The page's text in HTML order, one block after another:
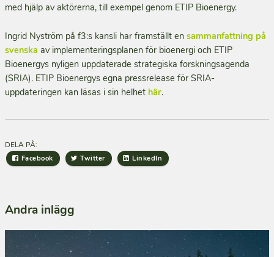
med hjälp av aktörerna, till exempel genom ETIP Bioenergy.
Ingrid Nyström på f3:s kansli har framställt en sammanfattning på
svenska av implementeringsplanen för bioenergi och ETIP
Bioenergys nyligen uppdaterade strategiska forskningsagenda
(SRIA). ETIP Bioenergys egna pressrelease för SRIA-
uppdateringen kan läsas i sin helhet här.
DELA PÅ:
Facebook Twitter LinkedIn
Andra inlägg